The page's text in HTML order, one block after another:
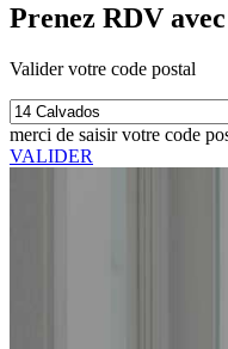
Prenez RDV
Valider votre code postal
merci de saisir votre code
VALIDER